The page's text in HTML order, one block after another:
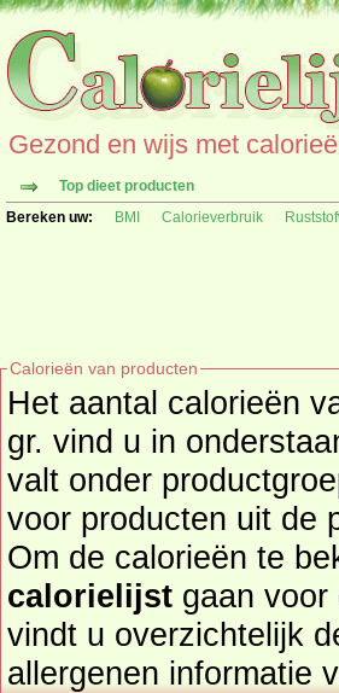
Gezond en wijs met
Top dieet producten
Bereken uw:
BMI Calorieverbruik
Calorieën van producten
Het aantal calorieën
gr. vind u in
valt onder productgroep brood- en ontbijtproducten, kijk hier
voor producten uit de
Om de calorieën te
calorielijst gaan voor een totaaloverzicht. In
vindt u overzichtelijk de
allergenen informatie